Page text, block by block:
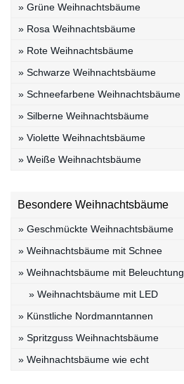
» Grüne Weihnachtsbäume
» Rosa Weihnachtsbäume
» Rote Weihnachtsbäume
» Schwarze Weihnachtsbäume
» Schneefarbene Weihnachtsbäume
» Silberne Weihnachtsbäume
» Violette Weihnachtsbäume
» Weiße Weihnachtsbäume
Besondere Weihnachtsbäume
» Geschmückte Weihnachtsbäume
» Weihnachtsbäume mit Schnee
» Weihnachtsbäume mit Beleuchtung
» Weihnachtsbäume mit LED
» Künstliche Nordmanntannen
» Spritzguss Weihnachtsbäume
» Weihnachtsbäume wie echt